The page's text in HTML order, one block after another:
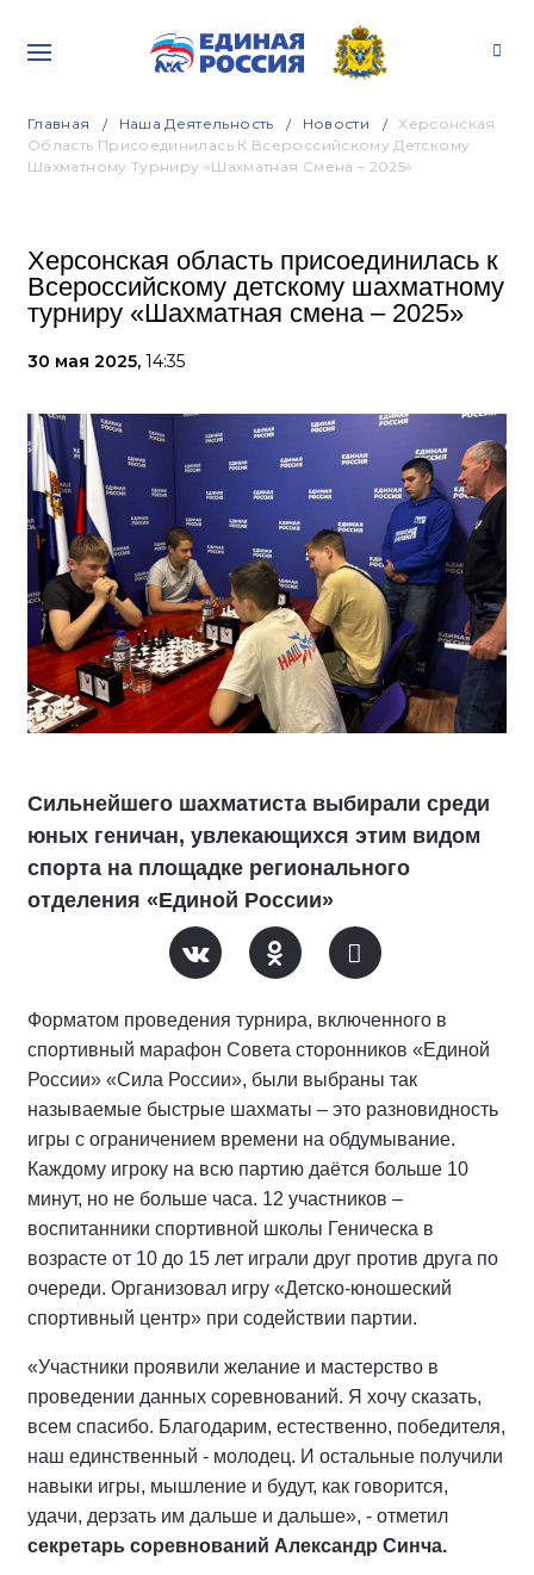
Главная Наша Деятельность Новости
Херсонская
Область Присоединилась К Всероссийскому Детскому
Шахматному Турниру «Шахматная Смена – 2025»
Херсонская область присоединилась к
Всероссийскому детскому шахматному
турниру «Шахматная смена – 2025»
30 мая 2025, 14:35
Сильнейшего шахматиста выбирали среди
юных геничан, увлекающихся этим видом
спорта на площадке регионального
отделения «Единой России»
Форматом проведения турнира, включенного в
спортивный марафон Совета сторонников «Единой
России» «Сила России», были выбраны так
называемые быстрые шахматы – это разновидность
игры с ограничением времени на обдумывание.
Каждому игроку на всю партию даётся больше 10
минут, но не больше часа. 12 участников –
воспитанники спортивной школы Геническа в
возрасте от 10 до 15 лет играли друг против друга по
очереди. Организовал игру «Детско-юношеский
спортивный центр» при содействии партии.
«Участники проявили желание и мастерство в
проведении данных соревнований. Я хочу сказать,
всем спасибо. Благодарим, естественно, победителя,
наш единственный - молодец. И остальные получили
навыки игры, мышление и будут, как говорится,
удачи, дерзать им дальше и дальше», - отметил
секретарь соревнований Александр Синча.